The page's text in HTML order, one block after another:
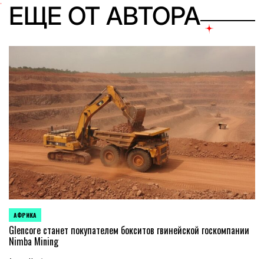
ЕЩЕ ОТ АВТОРА
ОПУБЛИКОВАНО
В
АФРИКА
Glencore станет покупателем бокситов гвинейской госкомпании
Nimba Mining